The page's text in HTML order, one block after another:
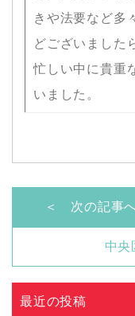
きや法要など多
どございました
忙しい中に貴重
いました。
＜ 次の記事
中央
最近の投稿